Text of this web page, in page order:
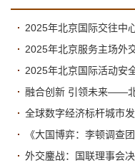
2025年北京国际交往中
2025年北京服务主场外
2025年北京国际活动安
全球数字经济标杆城市
《大国博弈：李顿调查
外交鏖战：国联理事会